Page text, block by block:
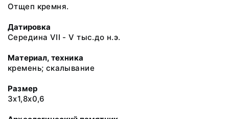
Отщеп кремня.
Датировка
Середина VII - V тыс.до н.э.
Материал, техника
кремень; скалывание
Размер
3х1,8х0,6